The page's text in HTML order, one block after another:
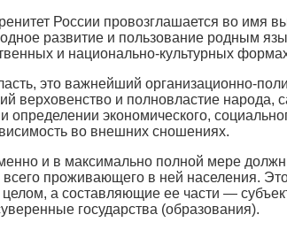
России провозглашается во
развитие и пользование родным
и национально-культурных
это важнейший организационно-
верховенство и полновластие народа,
и определении экономического,
во внешних сношениях.
и в максимально полной мере
проживающего в ней населения.
а составляющие ее части —
государства (образования).